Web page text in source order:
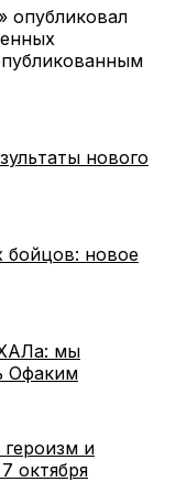
опубликовал
нового
бойцов: новое
мы
Офаким
и
октября